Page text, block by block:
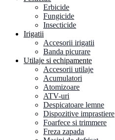
Erbicide
Fungicide
Insecticide
Irigatii
Accesorii irigatii
Banda picurare
Utilaje si echipamente
Accesorii utilaje
Acumulatori
Atomizoare
ATV-uri
Despicatoare lemne
Dispozitive imprastiere
Foarfece si trimmere
Freza zapada